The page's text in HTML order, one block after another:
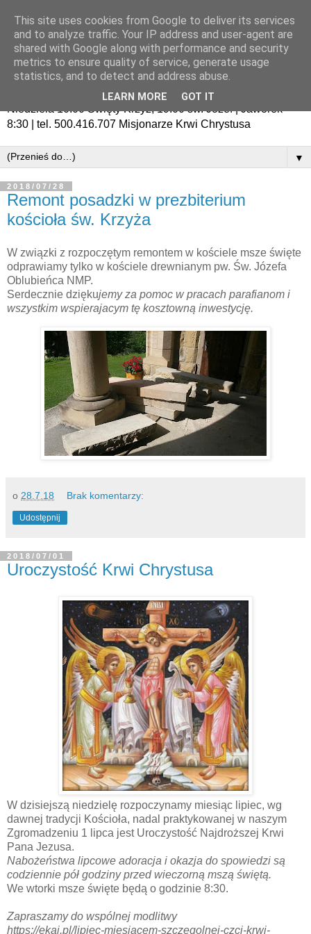
Niedziela 10:00 Święty Krzyż, 19:00 św. Józef | Jaworek
8:30 | tel. 500.416.707 Misjonarze Krwi Chrystusa
▼
2018/07/28
Remont posadzki w prezbiterium
kościoła św. Krzyża
W związki z rozpoczętym remontem w kościele msze święte
odprawiamy tylko w kościele drewnianym pw. Św. Józefa
Oblubieńca NMP.
Serdecznie dziękujemy za pomoc w pracach parafianom i
wszystkim wspierajacym tę kosztowną inwestycję.
o 28.7.18 Brak komentarzy:
Udostępnij
2018/07/01
Uroczystość Krwi Chrystusa
W dzisiejszą niedzielę rozpoczynamy miesiąc lipiec, wg
dawnej tradycji Kościoła, nadal praktykowanej w naszym
Zgromadzeniu 1 lipca jest Uroczystość Najdroższej Krwi
Pana Jezusa.
Nabożeństwa lipcowe adoracja i okazja do spowiedzi są
codziennie pół godziny przed wieczorną mszą świętą.
We wtorki msze święte będą o godzinie 8:30.
Zapraszamy do wspólnej modlitwy
https://ekai.pl/lipiec-miesiacem-szczegolnej-czci-krwi-
This site uses cookies from Google to deliver its services
and to analyze traffic. Your IP address and user-agent are
shared with Google along with performance and security
metrics to ensure quality of service, generate usage
statistics, and to detect and address abuse.
LEARN MORE GOT IT